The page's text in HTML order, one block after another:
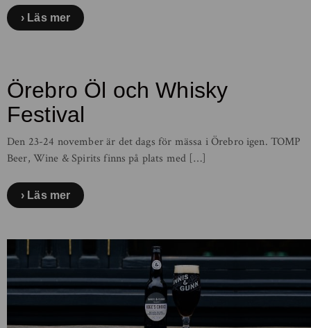
Läs mer
Örebro Öl och Whisky
Festival
Den 23-24 november är det dags för mässa i Örebro igen. TOMP
Beer, Wine & Spirits finns på plats med […]
Läs mer